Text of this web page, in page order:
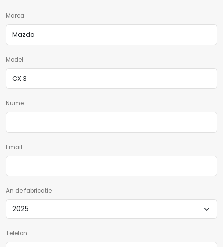
Marca
Model
Nume
Email
An de fabricatie
Telefon